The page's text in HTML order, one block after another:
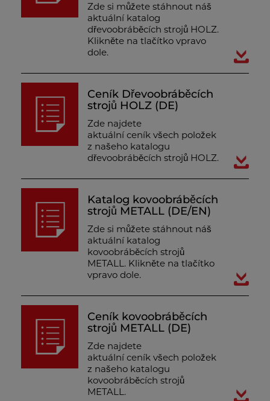
Zde si můžete stáhnout náš
aktuální katalog
dřevoobráběcích strojů HOLZ.
Klikněte na tlačítko vpravo
dole.
Ceník Dřevoobráběcích
strojů HOLZ (DE)
Zde najdete
aktuální ceník všech položek
z našeho katalogu
dřevoobráběcích strojů HOLZ.
Katalog kovoobráběcích
strojů METALL (DE/EN)
Zde si můžete stáhnout náš
aktuální katalog
kovoobráběcích strojů
METALL. Klikněte na tlačítko
vpravo dole.
Ceník kovoobráběcích
strojů METALL (DE)
Zde najdete
aktuální ceník všech položek
z našeho katalogu
kovoobráběcích strojů
METALL.